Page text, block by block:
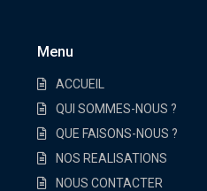
Menu
ACCUEIL
QUI SOMMES-NOUS ?
QUE FAISONS-NOUS ?
NOS REALISATIONS
NOUS CONTACTER